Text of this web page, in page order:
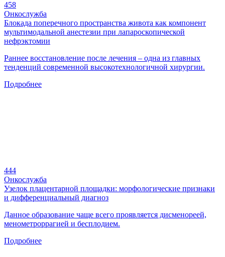
458
Онкослужба
Блокада поперечного пространства живота как компонент
мультимодальной анестезии при лапароскопической
нефрэктомии
Раннее восстановление после лечения – одна из главных
тенденций современной высокотехнологичной хирургии.
Подробнее
444
Онкослужба
Узелок плацентарной площадки: морфологические признаки
и дифференциальный диагноз
Данное образование чаще всего проявляется дисменореей,
менометроррагией и бесплодием.
Подробнее